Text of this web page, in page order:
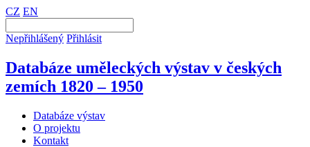
CZ EN
Nepřihlášený Přihlásit
Databáze uměleckých výstav v českých
zemích 1820 – 1950
Databáze výstav
O projektu
Kontakt